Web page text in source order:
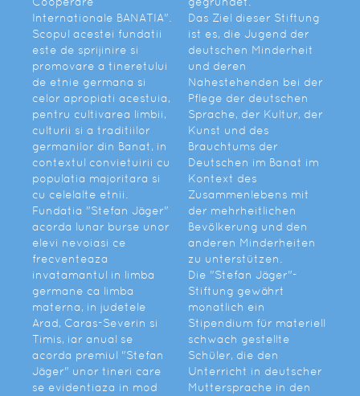
Internationale BANATIA".
Scopul acestei fundatii
este de sprijinire si
promovare a tineretului
de etnie germana si
celor apropiati acestuia,
pentru cultivarea limbii,
culturii si a traditiilor
germanilor din Banat, in
contextul convietuirii cu
populatia majoritara si
cu celelalte etnii.
Fundatia "Stefan Jäger"
acorda lunar burse unor
elevi nevoiasi ce
frecventeaza
invatamantul in limba
germane ca limba
materna, in judetele
Arad, Caras-Severin si
Timis, iar anual se
acorda premiul "Stefan
Jäger" unor tineri care
se evidentiaza in mod
Das Ziel dieser Stiftung
ist es, die Jugend der
deutschen Minderheit
und deren
Nahestehenden bei der
Pflege der deutschen
Sprache, der Kultur, der
Kunst und des
Brauchtums der
Deutschen im Banat im
Kontext des
Zusammenlebens mit
der mehrheitlichen
Bevölkerung und den
anderen Minderheiten
zu unterstützen.
Die "Stefan Jäger"-
Stiftung gewährt
monatlich ein
Stipendium für materiell
schwach gestellte
Schüler, die den
Unterricht in deutscher
Muttersprache in den